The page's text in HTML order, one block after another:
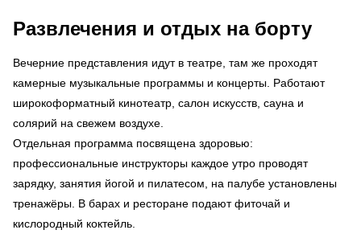
Развлечения и отдых на борту
Вечерние представления идут в театре, там же проходят
камерные музыкальные программы и концерты. Работают
широкоформатный кинотеатр, салон искусств, сауна и
солярий на свежем воздухе.
Отдельная программа посвящена здоровью:
профессиональные инструкторы каждое утро проводят
зарядку, занятия йогой и пилатесом, на палубе установлены
тренажёры. В барах и ресторане подают фиточай и
кислородный коктейль.